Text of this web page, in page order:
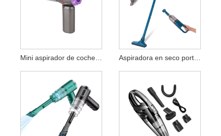
Mini aspirador de coche recargable inalámbrico Aspiradora en seco portátil inalámbrica de mano